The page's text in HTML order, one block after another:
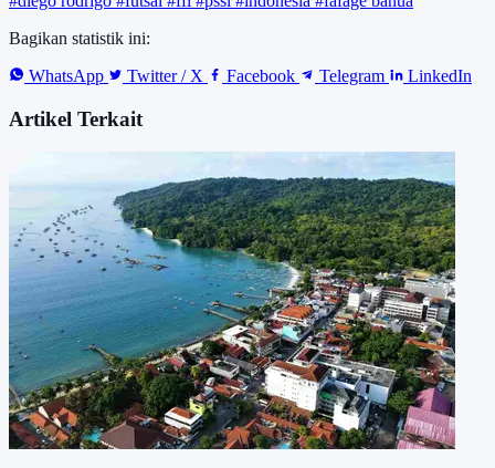
Bagikan statistik ini:
WhatsApp
Twitter / X Facebook Telegram LinkedIn
Artikel Terkait